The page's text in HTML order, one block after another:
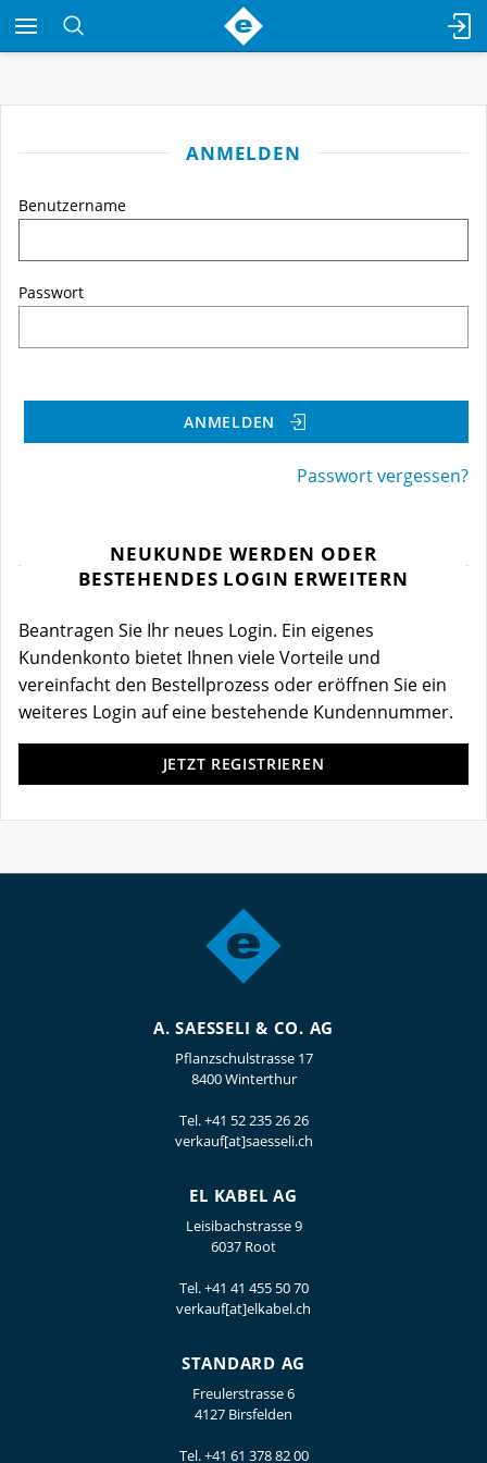
ANMELDEN
Benutzername
Passwort
ANMELDEN
Passwort vergessen?
NEUKUNDE WERDEN ODER
BESTEHENDES LOGIN ERWEITERN
Beantragen Sie Ihr neues Login. Ein eigenes
Kundenkonto bietet Ihnen viele Vorteile und
vereinfacht den Bestellprozess oder eröffnen Sie ein
weiteres Login auf eine bestehende Kundennummer.
JETZT REGISTRIEREN
A. SAESSELI & CO. AG
Pflanzschulstrasse 17
8400 Winterthur
Tel.+41 52 235 26 26
verkauf[at]saesseli.ch
EL KABEL AG
Leisibachstrasse 9
6037 Root
Tel.+41 41 455 50 70
verkauf[at]elkabel.ch
STANDARD AG
Freulerstrasse 6
4127 Birsfelden
Tel.+41 61 378 82 00